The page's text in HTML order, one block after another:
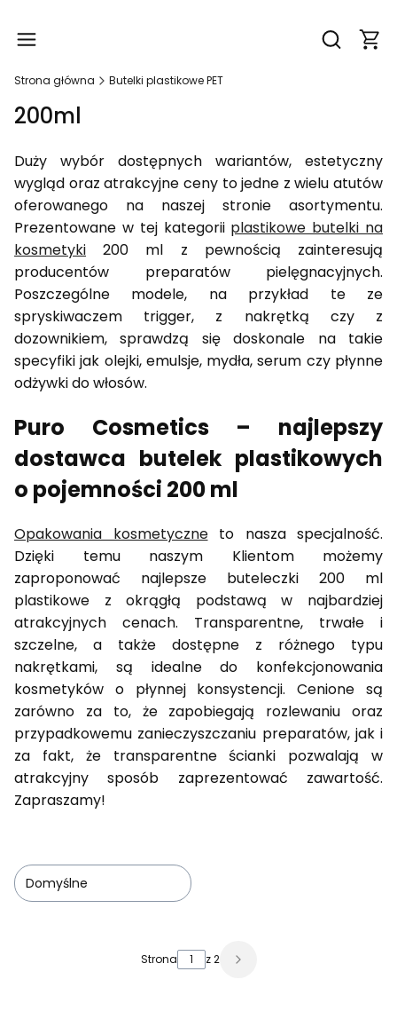
Otwórz
Strona główna Butelki plastikowe PET
200ml
Duży wybór dostępnych wariantów, estetyczny
wygląd oraz atrakcyjne ceny to jedne z wielu atutów
oferowanego na naszej stronie asortymentu.
Prezentowane w tej kategorii plastikowe butelki na
kosmetyki 200 ml z pewnością zainteresują
producentów preparatów pielęgnacyjnych.
Poszczególne modele, na przykład te ze
spryskiwaczem trigger, z nakrętką czy z
dozownikiem, sprawdzą się doskonale na takie
specyfiki jak olejki, emulsje, mydła, serum czy płynne
odżywki do włosów.
Puro Cosmetics – najlepszy
dostawca butelek plastikowych
o pojemności 200 ml
Opakowania kosmetyczneto nasza specjalność.
Dzięki temu naszym Klientom możemy
zaproponować najlepsze buteleczki 200 ml
plastikowe z okrągłą podstawą w najbardziej
atrakcyjnych cenach. Transparentne, trwałe i
szczelne, a także dostępne z różnego typu
nakrętkami, są idealne do konfekcjonowania
kosmetyków o płynnej konsystencji. Cenione są
zarówno za to, że zapobiegają rozlewaniu oraz
przypadkowemu zanieczyszczaniu preparatów, jak i
za fakt, że transparentne ścianki pozwalają w
atrakcyjny sposób zaprezentować zawartość.
Zapraszamy!
Domyślne
Strona z 2